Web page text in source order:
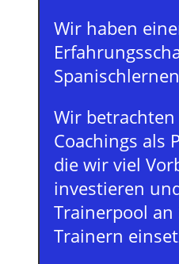
Wir haben
Wir betrachten
Coachings als
die wir viel
investieren
Trainerpool an
Trainern